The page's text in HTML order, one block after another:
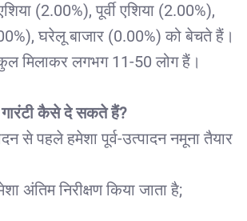
(2.00%), पूर्वी एशिया (2.00%),
घरेलू बाजार (0.00%) को बेचते हैं।
कुल मिलाकर लगभग 11-50 लोग हैं।
गारंटी कैसे दे सकते हैं?
से पहले हमेशा पूर्व-उत्पादन नमूना तैयार
अंतिम निरीक्षण किया जाता है;